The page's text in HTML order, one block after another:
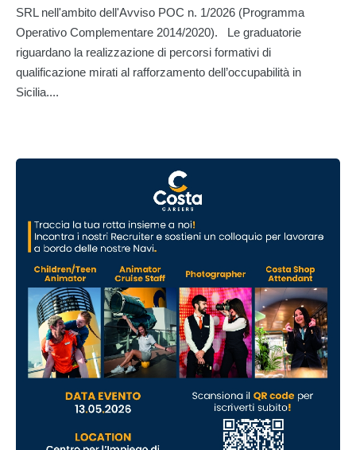
SRL nell'ambito dell'Avviso POC n. 1/2026 (Programma
Operativo Complementare 2014/2020). Le graduatorie
riguardano la realizzazione di percorsi formativi di
qualificazione mirati al rafforzamento dell’occupabilità in
Sicilia....